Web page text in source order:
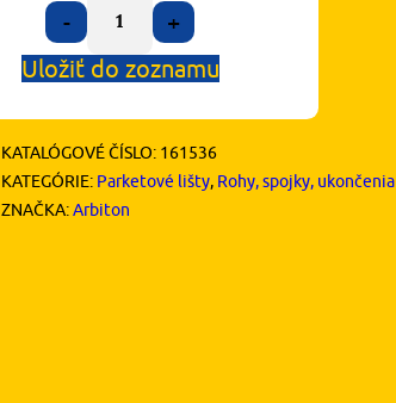
-
+
Uložiť do zoznamu
KATALÓGOVÉ ČÍSLO: 161536
KATEGÓRIE: Parketové lišty, Rohy, spojky, ukončenia
ZNAČKA:Arbiton